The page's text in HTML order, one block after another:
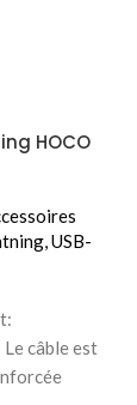
HOCO
USB-
câble est